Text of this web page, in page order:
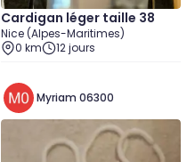
Cardigan léger taille 38
Nice (Alpes-Maritimes)
0 km
12 jours
Myriam 06300